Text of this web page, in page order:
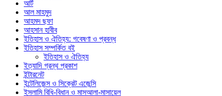
আর্ট
আল মাহমুদ
আহমদ ছফা
আহসান হাবীব
ইতিহাস ও ঐতিহ্য: গবেষণা ও প্রবন্ধ
ইতিহাস সম্পর্কিত বই
ইতিহাস ও ঐতিহ্য
ইত্যাদি গ্রন্থ প্রকাশ
ইন্টারনেট
ইন্টেলিজেন্স ও সিক্রেট এজেন্সি
ইসলামি বিধি-বিধান ও মাসআলা-মাসায়েল